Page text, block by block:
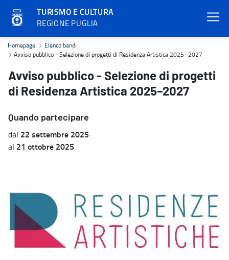
TURISMO E CULTURA
REGIONE PUGLIA
Avviso pubblico - Selezione di progetti di Residenza Artistica
Homepage
Elenco bandi
Avviso pubblico - Selezione di progetti di Residenza Artistica 2025–2027
Avviso pubblico - Selezione di progetti
di Residenza Artistica 2025–2027
Quando partecipare
dal 22 settembre 2025
al 21 ottobre 2025